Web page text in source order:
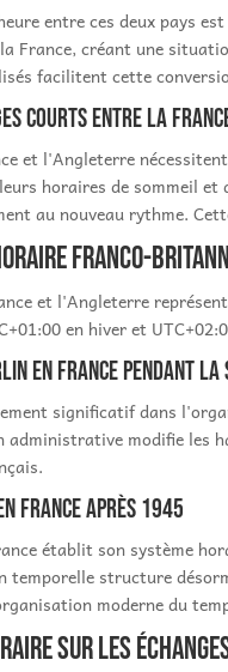
entre ces deux pays
France, créant une
facilitent cette
courts entre la
et l'Angleterre
horaires de sommeil
au nouveau rythme.
franco-
et l'Angleterre
en hiver et
en France pendant la
significatif dans
administrative modifie les
France après 1945
établit son système
structure
moderne du
sur les